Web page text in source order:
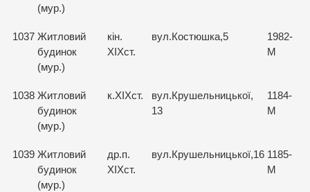
(мур.)
1037 Житловий
будинок
(мур.)
кін.
ХІХст.
вул.Костюшка,5
1982-
М
1038 Житловий
будинок
(мур.)
к.ХІХст.
вул.Крушельницької,
13
1184-
М
1039 Житловий
будинок
(мур.)
др.п.
ХІХст.
вул.Крушельницької,16 1185-
М